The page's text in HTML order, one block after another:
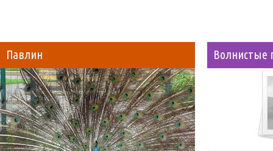
Павлин Волнистые